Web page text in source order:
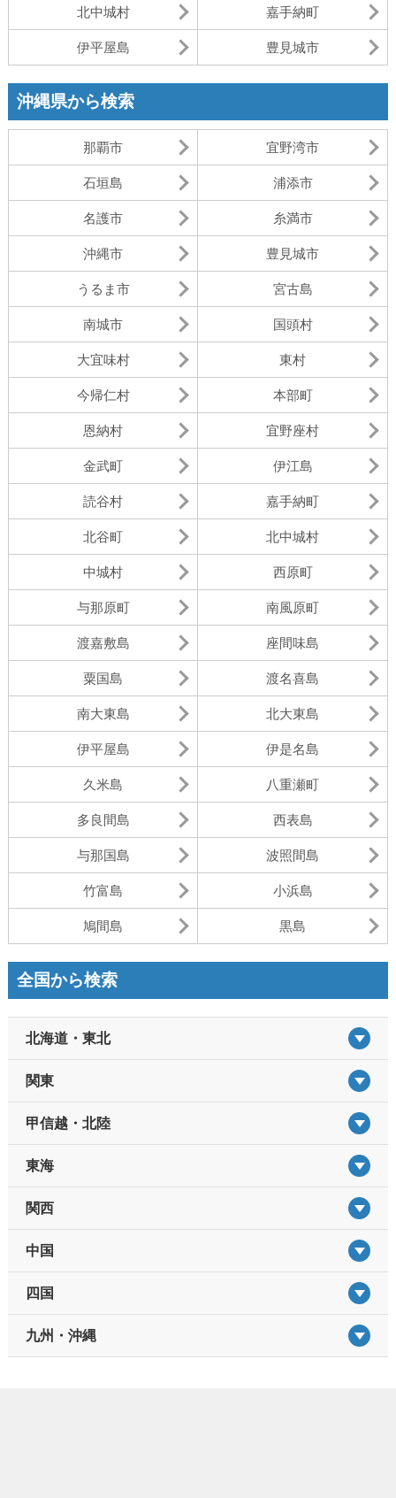
北中城村 嘉手納町
伊平屋島 豊見城市
沖縄県から検索
那覇市 宜野湾市
石垣島 浦添市
名護市 糸満市
沖縄市 豊見城市
うるま市 宮古島
南城市 国頭村
大宜味村 東村
今帰仁村 本部町
恩納村 宜野座村
金武町 伊江島
読谷村 嘉手納町
北谷町 北中城村
中城村 西原町
与那原町 南風原町
渡嘉敷島 座間味島
粟国島 渡名喜島
南大東島 北大東島
伊平屋島 伊是名島
久米島 八重瀬町
多良間島 西表島
与那国島 波照間島
竹富島 小浜島
鳩間島 黒島
全国から検索
北海道・東北
関東
甲信越・北陸
東海
関西
中国
四国
九州・沖縄